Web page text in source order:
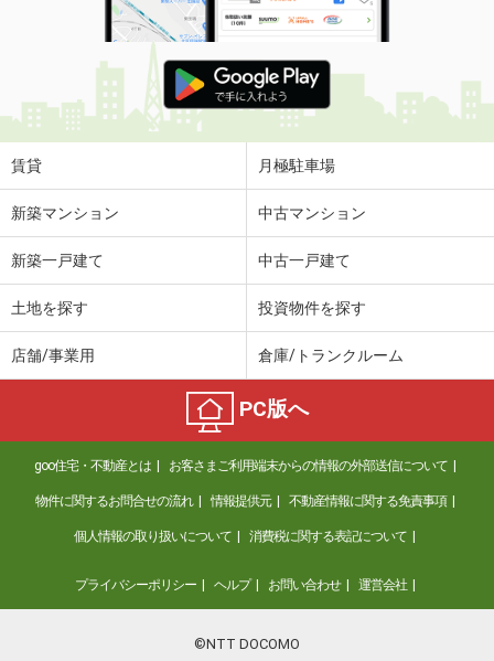
賃貸 月極駐車場
新築マンション 中古マンション
新築一戸建て 中古一戸建て
土地を探す 投資物件を探す
店舗/事業用 倉庫/トランクルーム
PC版へ
goo住宅・不動産とは お客さまご利用端末からの情報の外部送信について
物件に関するお問合せの流れ 情報提供元 不動産情報に関する免責事項
個人情報の取り扱いについて 消費税に関する表記について
プライバシーポリシー ヘルプ お問い合わせ 運営会社
©NTT DOCOMO